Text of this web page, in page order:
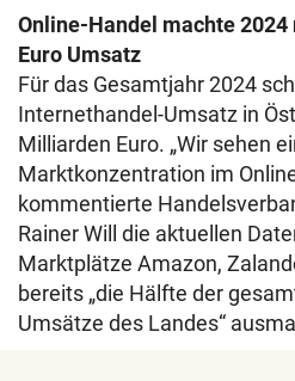
Online-Handel machte
Euro Umsatz
Für das Gesamtjahr 2024
Internethandel-Umsatz in
Milliarden Euro. „Wir sehen
Marktkonzentration im
kommentierte
Rainer Will die aktuellen
Marktplätze Amazon,
bereits „die Hälfte der
Umsätze des Landes“